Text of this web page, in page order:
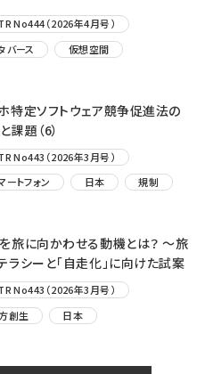
No444（2026年4月号）
バース
仮想空間
特定ソフトウェア競争促進法の
課題（6）
No443（2026年3月号）
ートフォン
日本 規制
旅に向かわせる動機とは？ ～旅
ラシーと「自走化」に向けた試案
No443（2026年3月号）
創生
日本